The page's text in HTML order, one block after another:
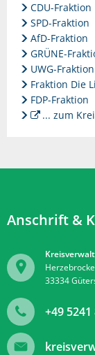
CDU-Fraktion
SPD-Fraktion
AfD-Fraktion
GRÜNE-
UWG-Fraktion
Fraktion Die
FDP-Fraktion
... zum
Anschrift &
33334
+49 5241